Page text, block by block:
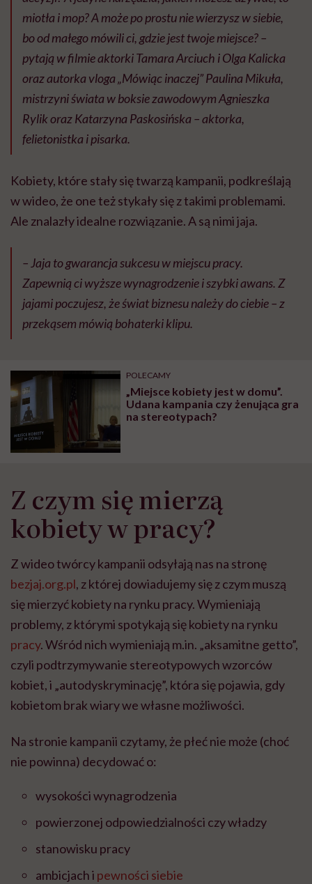
miotła i mop? A może po prostu nie wierzysz w siebie,
bo od małego mówili ci, gdzie jest twoje miejsce? –
pytają w filmie aktorki Tamara Arciuch i Olga Kalicka
oraz autorka vloga „Mówiąc inaczej” Paulina Mikuła,
mistrzyni świata w boksie zawodowym Agnieszka
Rylik oraz Katarzyna Paskosińska – aktorka,
felietonistka i pisarka.
Kobiety, które stały się twarzą kampanii, podkreślają
w wideo, że one też stykały się z takimi problemami.
Ale znalazły idealne rozwiązanie. A są nimi jaja.
– Jaja to gwarancja sukcesu w miejscu pracy.
Zapewnią ci wyższe wynagrodzenie i szybki awans. Z
jajami poczujesz, że świat biznesu należy do ciebie – z
przekąsem mówią bohaterki klipu.
POLECAMY
„Miejsce kobiety jest w domu”.
Udana kampania czy żenująca gra
na stereotypach?
Z czym się mierzą
kobiety w pracy?
Z wideo twórcy kampanii odsyłają nas na stronę
bezjaj.org.pl, z której dowiadujemy się z czym muszą
się mierzyć kobiety na rynku pracy. Wymieniają
problemy, z którymi spotykają się kobiety na rynku
pracy. Wśród nich wymieniają m.in. „aksamitne getto”,
czyli podtrzymywanie stereotypowych wzorców
kobiet, i „autodyskryminację”, która się pojawia, gdy
kobietom brak wiary we własne możliwości.
Na stronie kampanii czytamy, że płeć nie może (choć
nie powinna) decydować o:
wysokości wynagrodzenia
powierzonej odpowiedzialności czy władzy
stanowisku pracy
ambicjach i pewności siebie